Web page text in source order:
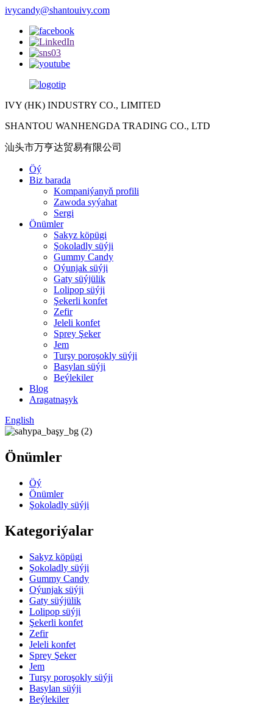
ivycandy@shantouivy.com
IVY (HK) INDUSTRY CO., LIMITED
SHANTOU WANHENGDA TRADING CO., LTD
汕头市万亨达贸易有限公司
Öý
Biz barada
Kompaniýanyň profili
Zawoda syýahat
Sergi
Önümler
Sakyz köpügi
Şokoladly süýji
Gummy Candy
Oýunjak süýji
Gaty süýjülik
Lolipop süýji
Şekerli konfet
Zefir
Jeleli konfet
Sprey Şeker
Jem
Turşy poroşokly süýji
Basylan süýji
Beýlekiler
Blog
Aragatnaşyk
English
Önümler
Öý
Önümler
Şokoladly süýji
Kategoriýalar
Sakyz köpügi
Şokoladly süýji
Gummy Candy
Oýunjak süýji
Gaty süýjülik
Lolipop süýji
Şekerli konfet
Zefir
Jeleli konfet
Sprey Şeker
Jem
Turşy poroşokly süýji
Basylan süýji
Beýlekiler